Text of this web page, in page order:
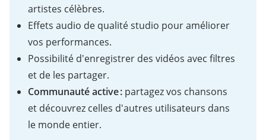
artistes célèbres.
Effets audio de qualité studio pour améliorer
vos performances.
Possibilité d'enregistrer des vidéos avec filtres
et de les partager.
Communauté active : partagez vos chansons
et découvrez celles d'autres utilisateurs dans
le monde entier.